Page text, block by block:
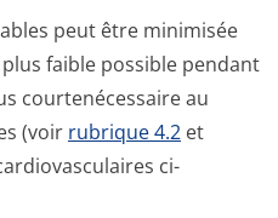
peut être minimisée
faible possible pendant
courtenécessaire au
(voir rubrique 4.2 et
ci-